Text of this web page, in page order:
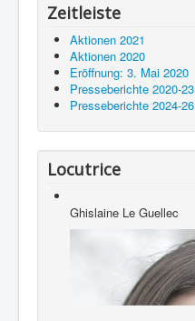
Zeitleiste
Aktionen 2021
Aktionen 2020
Eröffnung: 3. Mai 2020
Presseberichte 2020-23
Presseberichte 2024-26
Locutrice
Ghislaine Le Guellec